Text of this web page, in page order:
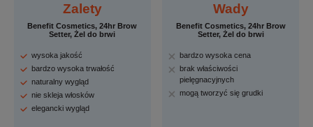
Zalety
Benefit Cosmetics, 24hr Brow
Setter, Żel do brwi
wysoka jakość
bardzo wysoka trwałość
naturalny wygląd
nie skleja włosków
elegancki wygląd
Wady
Benefit Cosmetics, 24hr Brow
Setter, Żel do brwi
bardzo wysoka cena
brak właściwości
pielęgnacyjnych
mogą tworzyć się grudki